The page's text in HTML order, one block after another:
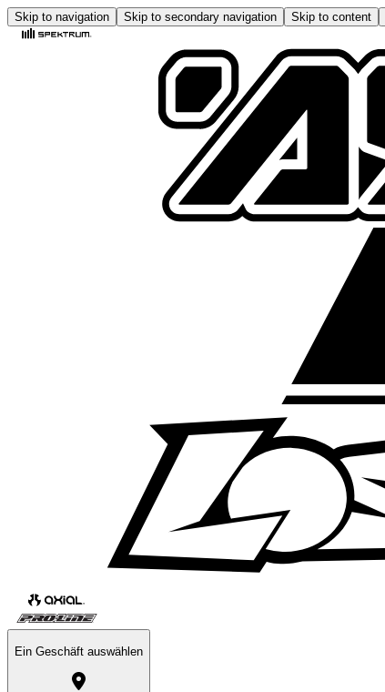
Skip to navigation Skip to secondary navigation Skip to content
Ein Geschäft auswählen